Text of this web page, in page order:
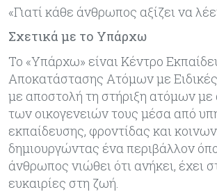
«Γιατί κάθε άνθρωπος αξίζει να
Σχετικά με το Υπάρχω
Το «Υπάρχω» είναι Κέντρο
Αποκατάστασης Ατόμων με Ειδικές
με αποστολή τη στήριξη ατόμων με
των οικογενειών τους μέσα από
εκπαίδευσης, φροντίδας και
δημιουργώντας ένα περιβάλλον
άνθρωπος νιώθει ότι ανήκει, έχει
ευκαιρίες στη ζωή.